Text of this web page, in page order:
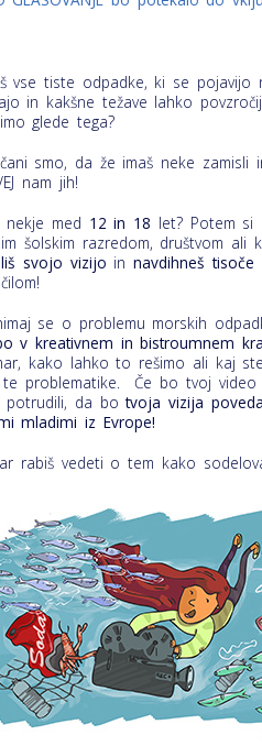
vse tiste odpadke, ki se pojavijo
in kakšne težave lahko
glede tega?
smo, da že imaš neke
nam jih!
nekje med 12 in 18 let? Potem si
šolskim razredom, društvom ali
svojo vizijo innavdihneš tisoče
se o problemu morskih
v kreativnem in bistroumnem
kako lahko to rešimo ali kaj
te problematike. Če bo tvoj video
potrudili, da botvoja vizija
mladimi iz Evrope!
rabiš vedeti o tem kako